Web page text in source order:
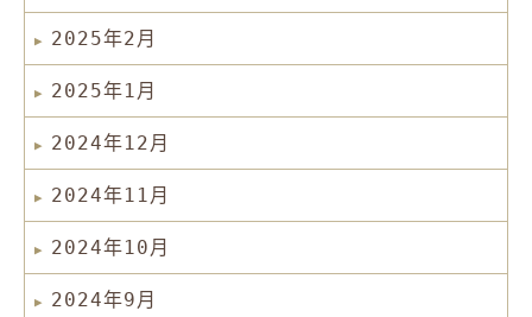
2025年2月
2025年1月
2024年12月
2024年11月
2024年10月
2024年9月